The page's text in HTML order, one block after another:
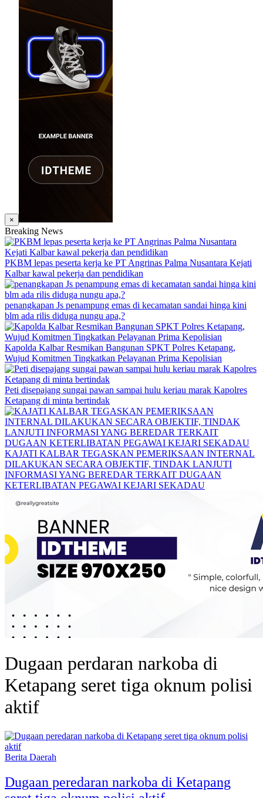
×
Breaking News
PKBM lepas peserta kerja ke PT Angrinas Palma Nusantara Kejati
Kalbar kawal pekerja dan pendidikan
penangkapan Js penampung emas di kecamatan sandai hinga kini
blm ada rilis diduga nungu apa,?
Kapolda Kalbar Resmikan Bangunan SPKT Polres Ketapang,
Wujud Komitmen Tingkatkan Pelayanan Prima Kepolisian
Peti disepajang sungai pawan sampai hulu keriau marak Kapolres
Ketapang di minta bertindak
KAJATI KALBAR TEGASKAN PEMERIKSAAN INTERNAL
DILAKUKAN SECARA OBJEKTIF, TINDAK LANJUTI
INFORMASI YANG BEREDAR TERKAIT DUGAAN
KETERLIBATAN PEGAWAI KEJARI SEKADAU
Dugaan perdaran narkoba di
Ketapang seret tiga oknum polisi
aktif
Berita Daerah
Dugaan peredaran narkoba di Ketapang